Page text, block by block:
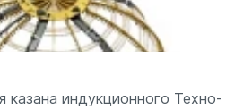
казана индукционного Техно-